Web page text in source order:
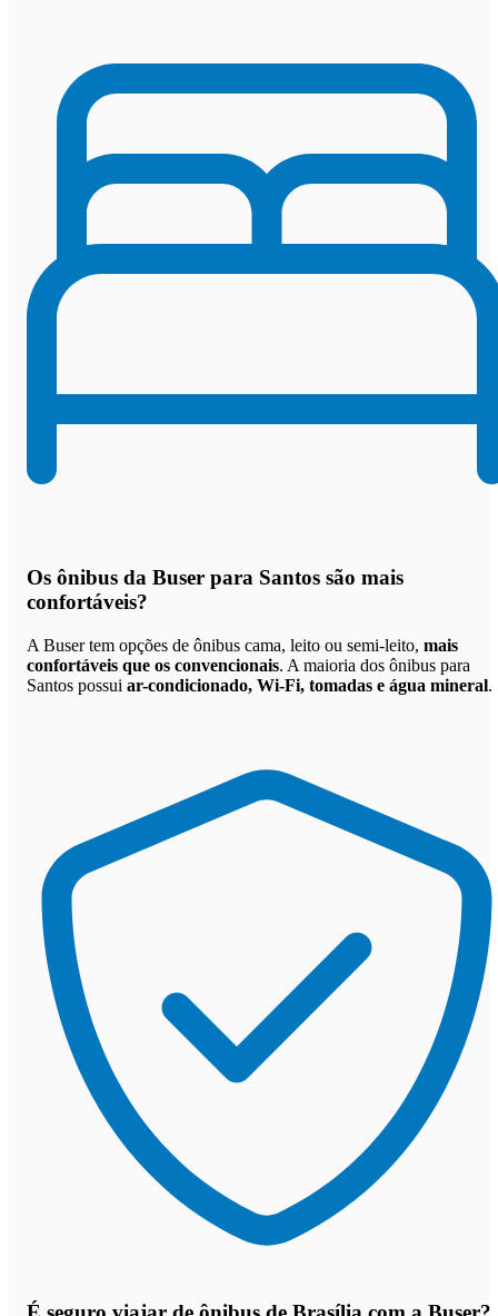
Os ônibus da Buser para Santos são mais
confortáveis?
A Buser tem opções de ônibus cama, leito ou semi-leito, mais
confortáveis que os convencionais. A maioria dos ônibus para
Santos possui ar-condicionado, Wi-Fi, tomadas e água mineral.